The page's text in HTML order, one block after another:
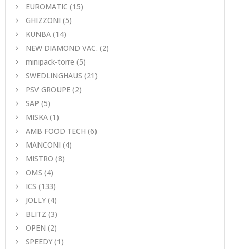
EUROMATIC (15)
GHIZZONI (5)
KUNBA (14)
NEW DIAMOND VAC. (2)
minipack-torre (5)
SWEDLINGHAUS (21)
PSV GROUPE (2)
SAP (5)
MISKA (1)
AMB FOOD TECH (6)
MANCONI (4)
MISTRO (8)
ΟΜS (4)
ICS (133)
JOLLY (4)
BLITZ (3)
OPEN (2)
SPEEDY (1)